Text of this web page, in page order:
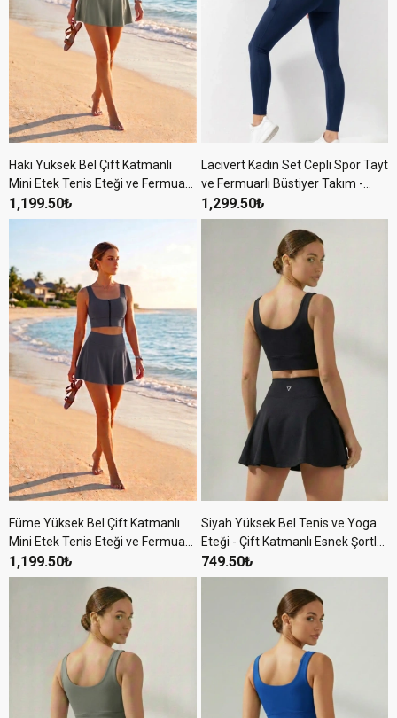
Haki Yüksek Bel Çift Katmanlı
Mini Etek Tenis Eteği ve Fermuarlı
Büstiyer Crop Takım
1,199.50₺
Lacivert Kadın Set Cepli Spor Tayt
ve Fermuarlı Büstiyer Takım -
Yoga Fitnes - Plates Seti
1,299.50₺
Füme Yüksek Bel Çift Katmanlı
Mini Etek Tenis Eteği ve Fermuarlı
Büstiyer Crop Takım
1,199.50₺
Siyah Yüksek Bel Tenis ve Yoga
Eteği - Çift Katmanlı Esnek Şortlu
Mini Spor Etek
749.50₺